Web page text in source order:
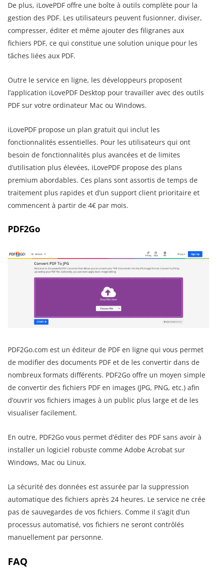
De plus, iLovePDF offre une boîte à outils complète pour la
gestion des PDF. Les utilisateurs peuvent fusionner, diviser,
compresser, éditer et même ajouter des filigranes aux
fichiers PDF, ce qui constitue une solution unique pour les
tâches liées aux PDF.
Outre le service en ligne, les développeurs proposent
l’application iLovePDF Desktop pour travailler avec des outils
PDF sur votre ordinateur Mac ou Windows.
iLovePDF propose un plan gratuit qui inclut les
fonctionnalités essentielles. Pour les utilisateurs qui ont
besoin de fonctionnalités plus avancées et de limites
d’utilisation plus élevées, iLovePDF propose des plans
premium abordables. Ces plans sont assortis de temps de
traitement plus rapides et d’un support client prioritaire et
commencent à partir de 4€ par mois.
PDF2Go
PDF2Go.com est un éditeur de PDF en ligne qui vous permet
de modifier des documents PDF et de les convertir dans de
nombreux formats différents. PDF2Go offre un moyen simple
de convertir des fichiers PDF en images (JPG, PNG, etc.) afin
d’ouvrir vos fichiers images à un public plus large et de les
visualiser facilement.
En outre, PDF2Go vous permet d’éditer des PDF sans avoir à
installer un logiciel robuste comme Adobe Acrobat sur
Windows, Mac ou Linux.
La sécurité des données est assurée par la suppression
automatique des fichiers après 24 heures. Le service ne crée
pas de sauvegardes de vos fichiers. Comme il s’agit d’un
processus automatisé, vos fichiers ne seront contrôlés
manuellement par personne.
FAQ